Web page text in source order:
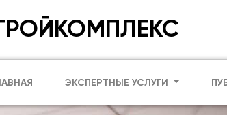
ЭКСПЕРТНЫЕ УСЛУГИ